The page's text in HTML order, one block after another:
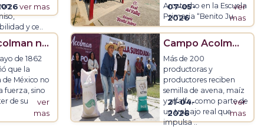
y ce..
ver mas
Arcotecho en la Escuela
Primaria “Benito Ju..
07-05-
2026
ver
mas
Hoy Acolman no solo recuerda, ¡Honra!
de 1862
que la
de México no
fuerza, sino
de su
ver
mas
Campo Acolmense.
Más de 200
productoras y
productores reciben
semilla de avena, maíz
y alfalfa, como parte de
un trabajo real que
impulsa..
21-04-
2026
ver
mas